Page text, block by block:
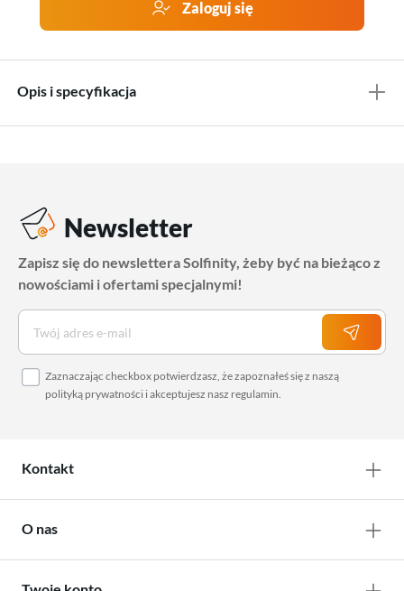
Zaloguj się
Opis i specyfikacja
Newsletter
Zapisz się do newslettera Solfinity, żeby być na bieżąco z
nowościami i ofertami specjalnymi!
Zaznaczając checkbox potwierdzasz, że zapoznałeś się z naszą
polityką prywatności i akceptujesz nasz regulamin.
Kontakt
O nas